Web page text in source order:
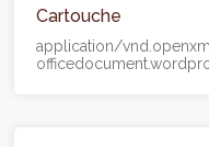
Cartouche
application/